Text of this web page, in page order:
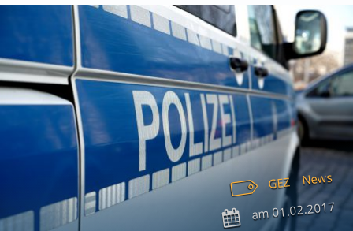
GEZ News
am01.02.2017